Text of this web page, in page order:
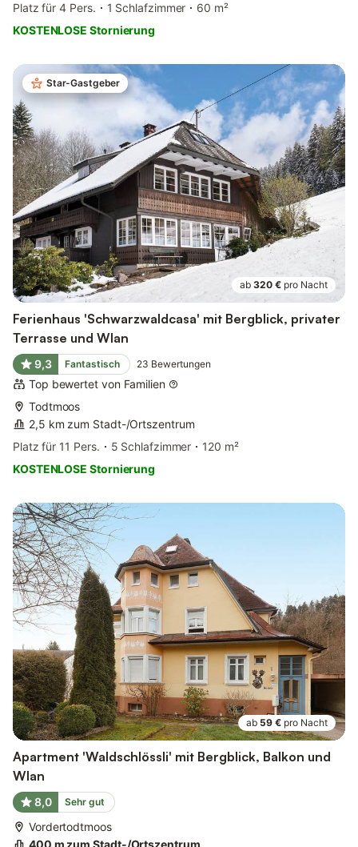
Platz für 4 Pers.
1 Schlafzimmer
60 m²
KOSTENLOSE Stornierung
Star-Gastgeber
ab 320 € pro Nacht
Ferienhaus 'Schwarzwaldcasa' mit Bergblick, privater
Terrasse und Wlan
9,3 Fantastisch 23 Bewertungen
Top bewertet von Familien
Todtmoos
2,5 km zum Stadt-/Ortszentrum
Platz für 11 Pers.
5 Schlafzimmer
120 m²
KOSTENLOSE Stornierung
ab 59 € pro Nacht
Apartment 'Waldschlössli' mit Bergblick, Balkon und
Wlan
8,0 Sehr gut
Vordertodtmoos
400 m zum Stadt-/Ortszentrum